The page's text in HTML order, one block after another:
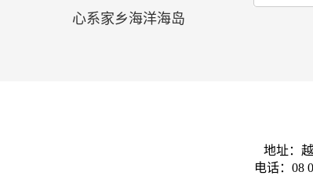
心系家乡海洋海岛
地址：
电话：08